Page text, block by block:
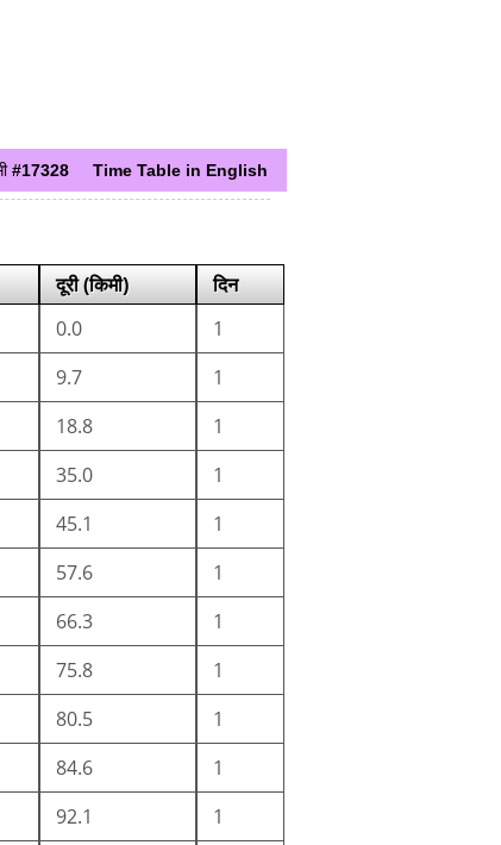
#17328 Time Table in English
दूरी (किमी)
दिन
0.0
1
9.7
1
18.8
1
35.0
1
45.1
1
57.6
1
66.3
1
75.8
1
80.5
1
84.6
1
92.1
1